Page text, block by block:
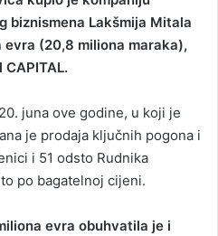
biznismena Lakšmija Mitala
evra (20,8 miliona maraka),
juna ove godine, u koji je
je prodaja ključnih pogona i
i 51 odsto Rudnika
po bagatelnoj cijeni.
evra obuhvatila je i